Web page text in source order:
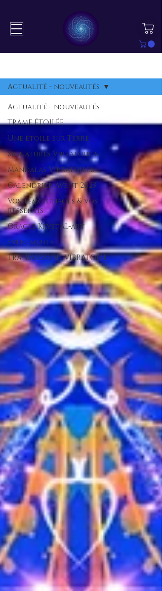
Actualité - nouveautés
TRAME ÉTOILÉE
Une étoile sur Terre
Signatures Vibratoires
Mandalas Vibratoires
Calendrier Avent 2023
Vos témoignages & vos
ressentis
Oracle Kryst'AL-art
Evènements
TRANSMISSION VIBRATOIRE
Actualité - nouveautés